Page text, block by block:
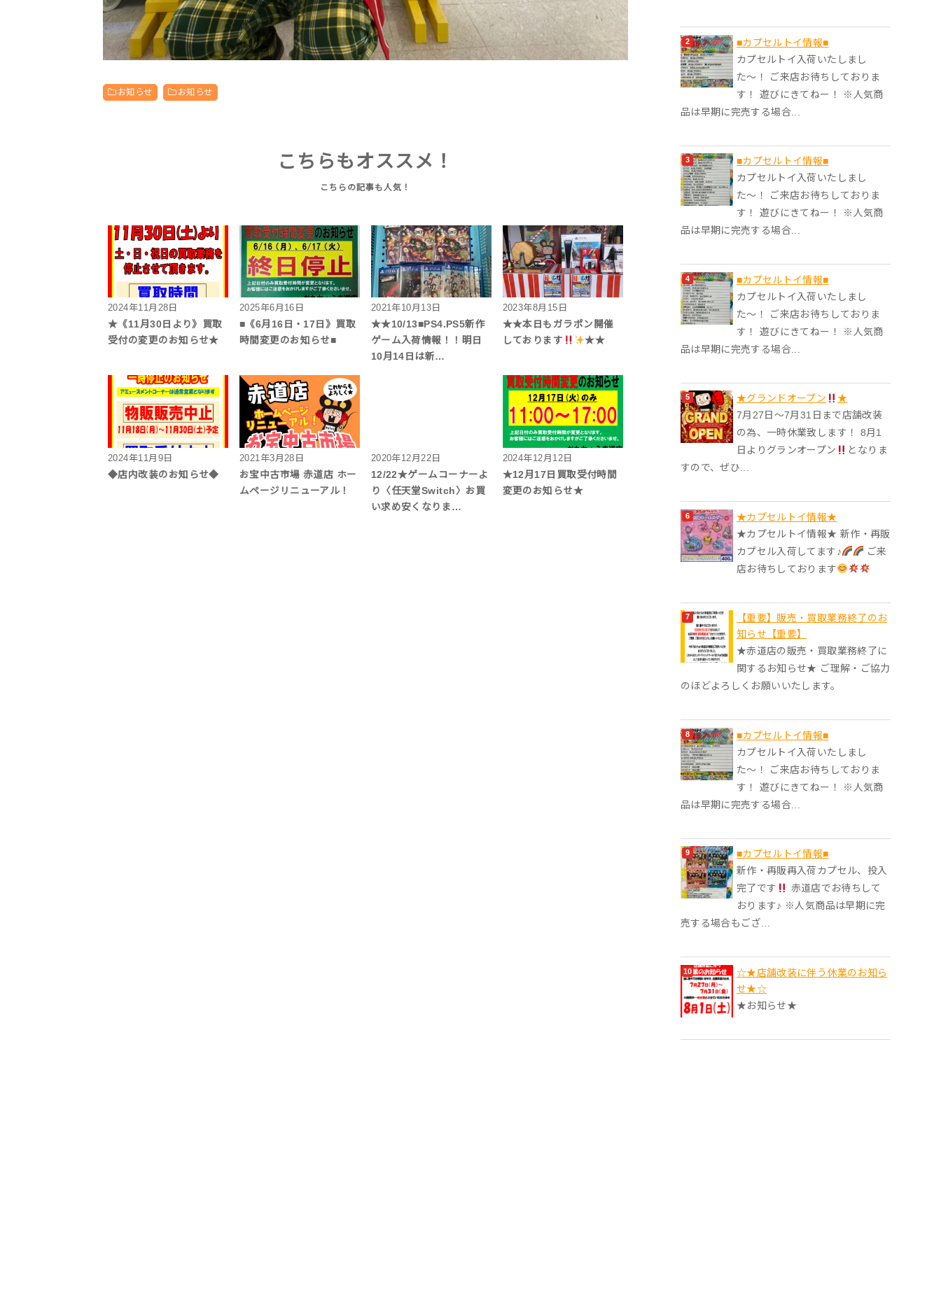
お知らせ お知らせ
こちらもオススメ！
2024年11月28日
★《11月30日より》買取
受付の変更のお知らせ★
2025年6月16日
■《6月16日・17日》買取
時間変更のお知らせ■
2021年10月13日
★★10/13■PS4.PS5新作
ゲーム入荷情報！！明日
10月14日は新…
2023年8月15日
★★本日もガラポン開催
しております
★★
2024年11月9日
◆店内改装のお知らせ◆
2021年3月28日
お宝中古市場 赤道店 ホー
ムページリニューアル！
2020年12月22日
12/22★ゲームコーナーよ
り〈任天堂Switch〉お買
い求め安くなりま…
2024年12月12日
★12月17日買取受付時間
変更のお知らせ★
■カプセルトイ情報■
カプセルトイ入荷いたしまし
た〜！ ご来店お待ちしておりま
す！ 遊びにきてねー！ ※人気商
品は早期に完売する場合...
■カプセルトイ情報■
カプセルトイ入荷いたしまし
た〜！ ご来店お待ちしておりま
す！ 遊びにきてねー！ ※人気商
品は早期に完売する場合...
■カプセルトイ情報■
カプセルトイ入荷いたしまし
た〜！ ご来店お待ちしておりま
す！ 遊びにきてねー！ ※人気商
品は早期に完売する場合...
★グランドオープン
★
7月27日〜7月31日まで店舗改装
の為、一時休業致します！ 8月1
日よりグランオープン
となりま
すので、ぜひ...
★カプセルトイ情報★
★カプセルトイ情報★ 新作・再販
カプセル入荷してます♪
ご来
店お待ちしております
【重要】販売・買取業務終了のお
知らせ【重要】
★赤道店の販売・買取業務終了に
関するお知らせ★ ご理解・ご協力
のほどよろしくお願いいたします。
■カプセルトイ情報■
カプセルトイ入荷いたしまし
た〜！ ご来店お待ちしておりま
す！ 遊びにきてねー！ ※人気商
品は早期に完売する場合...
■カプセルトイ情報■
新作・再販再入荷カプセル、投入
完了です
赤道店でお待ちして
おります♪ ※人気商品は早期に完
売する場合もござ...
☆★店舗改装に伴う休業のお知ら
せ★☆
★お知らせ★